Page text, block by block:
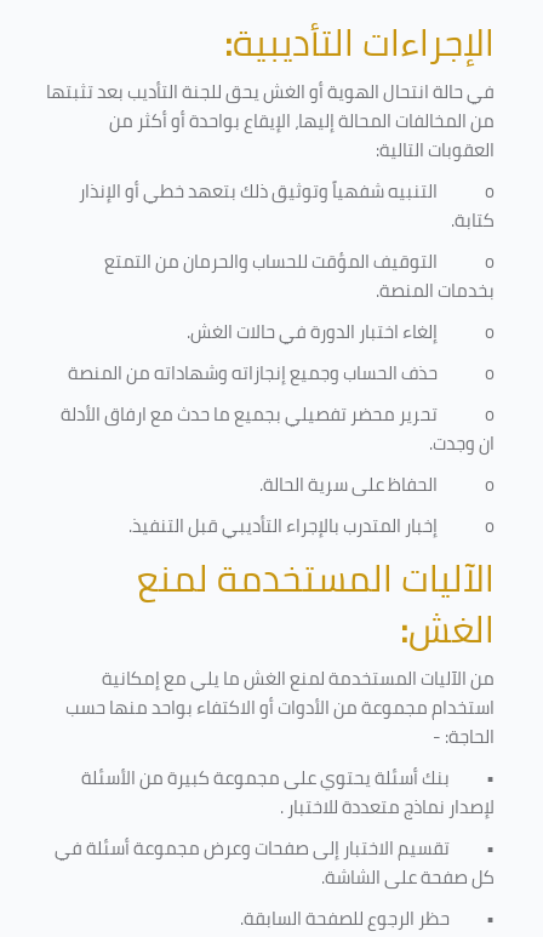
الإجراءات التأديبية:
في حالة انتحال الهوية أو الغش يحق للجنة التأديب بعد تثبتها
من المخالفات المحالة إليها، الإيقاع بواحدة أو أكثر من
العقوبات التالية:
o
التنبيه شفهياً وتوثيق ذلك بتعهد خطي أو الإنذار
كتابة.
o
التوقيف المؤقت للحساب والحرمان من التمتع
بخدمات المنصة.
o
إلغاء اختبار الدورة في حالات الغش.
o
حذف الحساب وجميع إنجازاته وشهاداته من المنصة
o
تحرير محضر تفصيلي بجميع ما حدث مع ارفاق الأدلة
ان وجدت.
o
الحفاظ على سرية الحالة.
o
إخبار المتدرب بالإجراء التأديبي قبل التنفيذ.
الآليات المستخدمة لمنع
الغش:
من الآليات المستخدمة لمنع الغش ما يلي مع إمكانية
استخدام مجموعة من الأدوات أو الاكتفاء بواحد منها حسب
الحاجة: -
• بنك أسئلة يحتوي على مجموعة كبيرة من الأسئلة
لإصدار نماذج متعددة للاختبار.
• تقسيم الاختبار إلى صفحات وعرض مجموعة أسئلة في
كل صفحة على الشاشة.
• حظر الرجوع للصفحة السابقة.